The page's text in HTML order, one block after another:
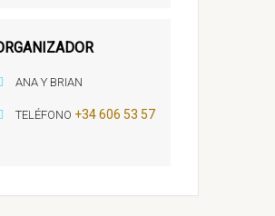
ANA Y BRIAN
TELÉFONO +34 606 53 57